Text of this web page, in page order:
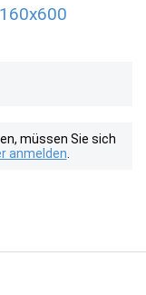
müssen Sie sich
anmelden